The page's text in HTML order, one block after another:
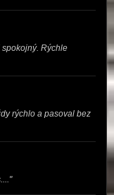
spokojný. Rýchle
rýchlo a pasoval bez